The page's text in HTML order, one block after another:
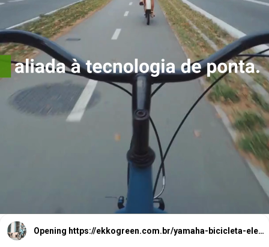
ponta.
Opening https://ekkogreen.com.br/yamaha-bicicleta-eletrica-versatil/?utm_source=google&utm_medium=web-stories&utm_campaign=bicicleta-eletrica